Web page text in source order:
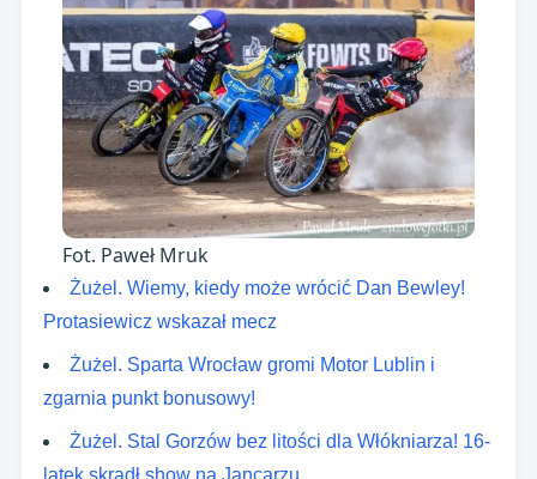
Fot. Paweł Mruk
Żużel. Wiemy, kiedy może wrócić Dan Bewley!
Protasiewicz wskazał mecz
Żużel. Sparta Wrocław gromi Motor Lublin i
zgarnia punkt bonusowy!
Żużel. Stal Gorzów bez litości dla Włókniarza! 16-